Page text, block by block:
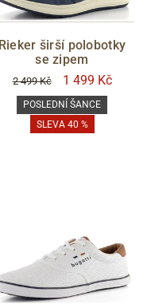
Rieker širší polobotky
se zipem
2 499 Kč 1 499 Kč
POSLEDNÍ ŠANCE
SLEVA 40 %